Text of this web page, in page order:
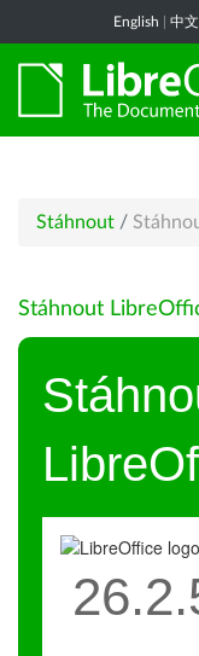
English 中
Stáhnout /
Stáhnout